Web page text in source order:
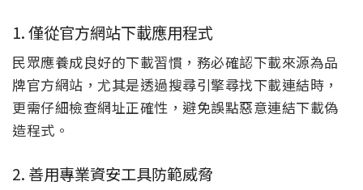
1. 僅從官方網站下載應用程式
民眾應養成良好的下載習慣，務必確認下載來源為品
牌官方網站，尤其是透過搜尋引擎尋找下載連結時，
更需仔細檢查網址正確性，避免誤點惡意連結下載偽
造程式。
2. 善用專業資安工具防範威脅